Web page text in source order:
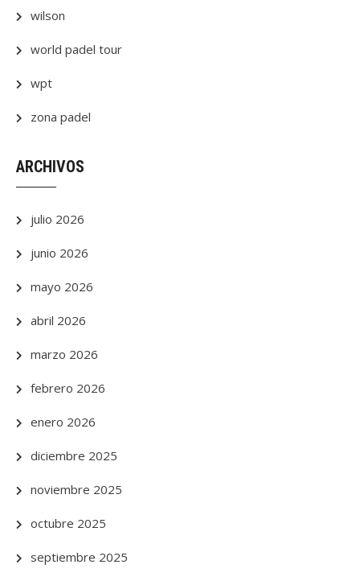
wilson
world padel tour
wpt
zona padel
ARCHIVOS
julio 2026
junio 2026
mayo 2026
abril 2026
marzo 2026
febrero 2026
enero 2026
diciembre 2025
noviembre 2025
octubre 2025
septiembre 2025